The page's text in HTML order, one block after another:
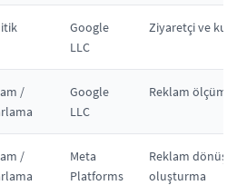
Google
LLC
Ziyaretçi ve
/
Google
LLC
Reklam
/
Meta
Platforms
Reklam
oluşturma